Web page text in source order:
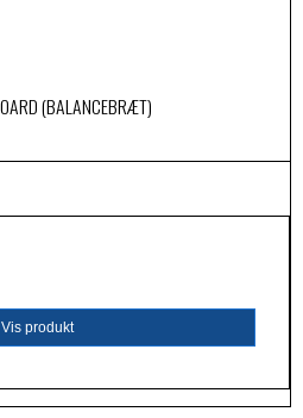
(BALANCEBRÆT)
Vis produkt